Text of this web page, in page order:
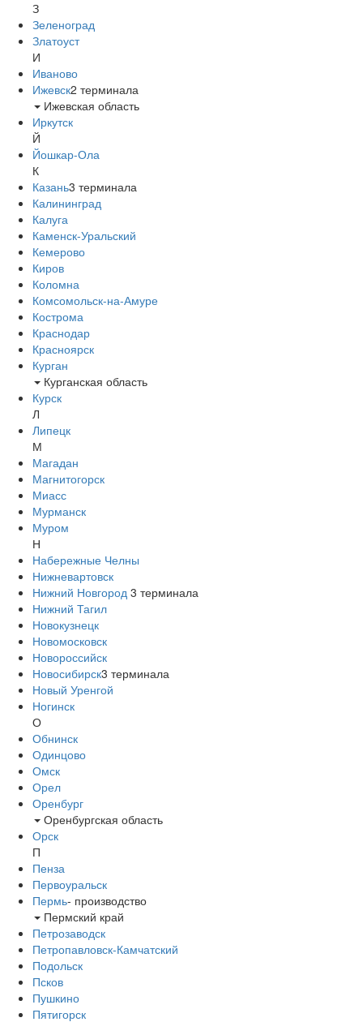
З
Зеленоград
Златоуст
И
Иваново
Ижевск2 терминала
Ижевская область
Иркутск
Й
Йошкар-Ола
К
Казань3 терминала
Калининград
Калуга
Каменск-Уральский
Кемерово
Киров
Коломна
Комсомольск-на-Амуре
Кострома
Краснодар
Красноярск
Курган
Курганская область
Курск
Л
Липецк
М
Магадан
Магнитогорск
Миасс
Мурманск
Муром
Н
Набережные Челны
Нижневартовск
Нижний Новгород 3 терминала
Нижний Тагил
Новокузнецк
Новомосковск
Новороссийск
Новосибирск3 терминала
Новый Уренгой
Ногинск
О
Обнинск
Одинцово
Омск
Орел
Оренбург
Оренбургская область
Орск
П
Пенза
Первоуральск
Пермь- производство
Пермский край
Петрозаводск
Петропавловск-Камчатский
Подольск
Псков
Пушкино
Пятигорск